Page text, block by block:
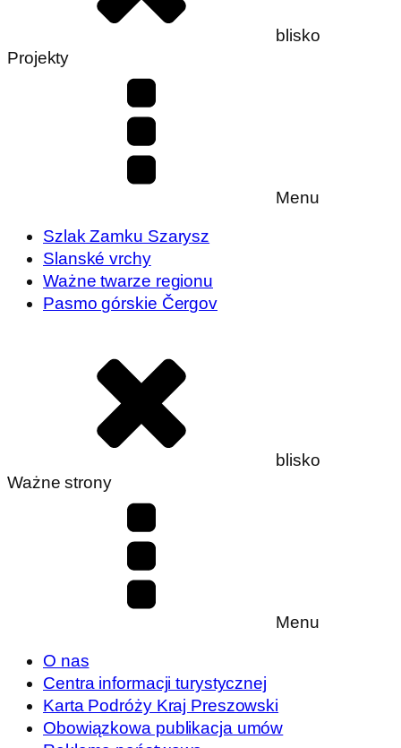
blisko
Projekty
Menu
Szlak Zamku Szarysz
Slanské vrchy
Ważne twarze regionu
Pasmo górskie Čergov
blisko
Ważne strony
Menu
O nas
Centra informacji turystycznej
Karta Podróży Kraj Preszowski
Obowiązkowa publikacja umów